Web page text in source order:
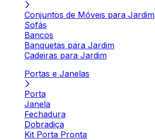
Conjuntos de Móveis para Jardim
Sofás
Bancos
Banquetas para Jardim
Cadeiras para Jardim
Portas e Janelas
Porta
Janela
Fechadura
Dobradiça
Kit Porta Pronta